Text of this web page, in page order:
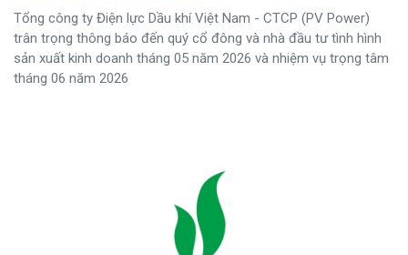
Tổng công ty Điện lực Dầu khí Việt Nam - CTCP (PV Power)
trân trọng thông báo đến quý cổ đông và nhà đầu tư tình hình
sản xuất kinh doanh tháng 05 năm 2026 và nhiệm vụ trọng tâm
tháng 06 năm 2026